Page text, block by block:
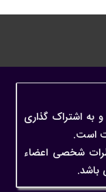
و به اشتراک گذاری
است.
شخصی اعضاء
باشد.